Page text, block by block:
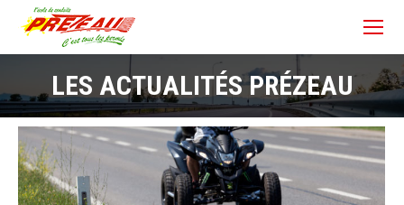
LES ACTUALITÉS PRÉZEAU